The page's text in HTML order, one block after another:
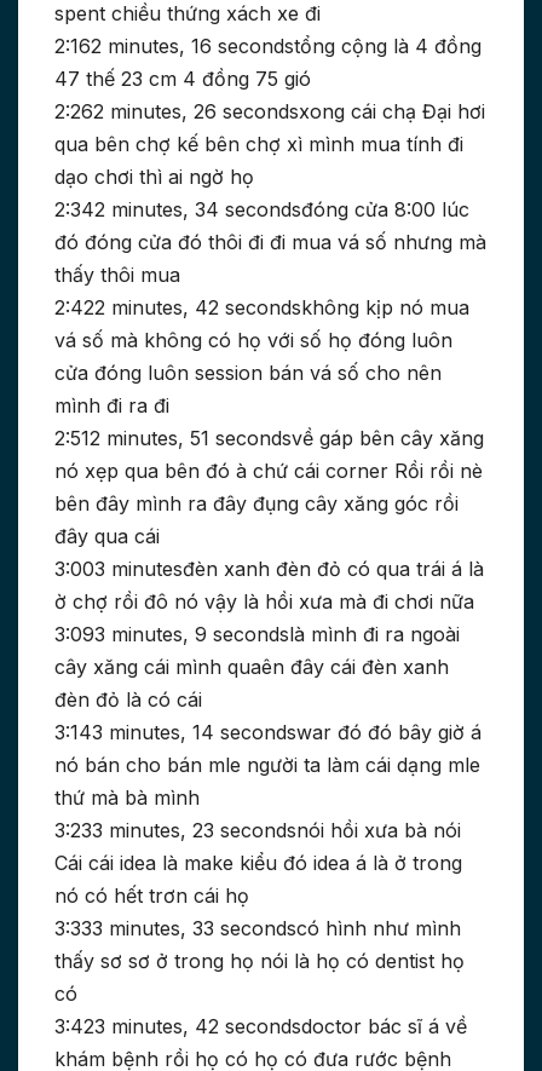
spent chiều thứng xách xe đi
2:162 minutes, 16 secondstổng cộng là 4 đồng
47 thế 23 cm 4 đồng 75 gió
2:262 minutes, 26 secondsxong cái chạ Đại hơi
qua bên chợ kế bên chợ xì mình mua tính đi
dạo chơi thì ai ngờ họ
2:342 minutes, 34 secondsđóng cửa 8:00 lúc
đó đóng cửa đó thôi đi đi mua vá số nhưng mà
thấy thôi mua
2:422 minutes, 42 secondskhông kịp nó mua
vá số mà không có họ với số họ đóng luôn
cửa đóng luôn session bán vá số cho nên
mình đi ra đi
2:512 minutes, 51 secondsvề gáp bên cây xăng
nó xẹp qua bên đó à chứ cái corner Rồi rồi nè
bên đây mình ra đây đụng cây xăng góc rồi
đây qua cái
3:003 minutesđèn xanh đèn đỏ có qua trái á là
ờ chợ rồi đô nó vậy là hồi xưa mà đi chơi nữa
3:093 minutes, 9 secondslà mình đi ra ngoài
cây xăng cái mình quaên đây cái đèn xanh
đèn đỏ là có cái
3:143 minutes, 14 secondswar đó đó bây giờ á
nó bán cho bán mle người ta làm cái dạng mle
thứ mà bà mình
3:233 minutes, 23 secondsnói hồi xưa bà nói
Cái cái idea là make kiểu đó idea á là ở trong
nó có hết trơn cái họ
3:333 minutes, 33 secondscó hình như mình
thấy sơ sơ ở trong họ nói là họ có dentist họ
có
3:423 minutes, 42 secondsdoctor bác sĩ á về
khám bệnh rồi họ có họ có đưa rước bệnh